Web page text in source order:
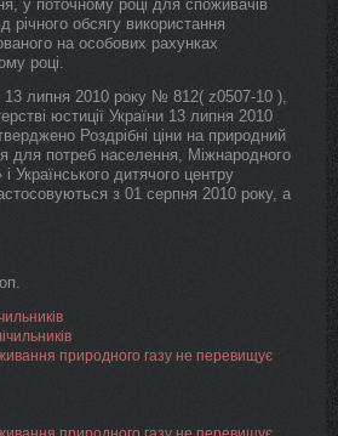
у поточному році для споживачів
річного обсягу використання
на особових рахунках
році.
липня 2010 року № 812( z0507-10 ),
юстиції України 13 липня 2010
Роздрібні ціни на природний
для потреб населення, Міжнародного
Українського дитячого центру
з 01 серпня 2010 року, а
природного газу не перевищує